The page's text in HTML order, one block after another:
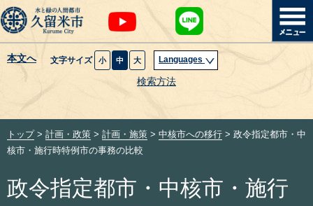
本文へ 文字サイズ 小 中 大 Languages
検索方法
暮らし・届出
健康・医療・福祉
観光魅力・イベント
トップ> 計画・政策 > 計画・施策 > 中核市への移行 > 政令指定都市・中
核市・施行時特例市の事務の比較
政令指定都市・中核市・施行